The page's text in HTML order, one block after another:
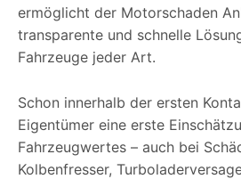
ermöglicht der Motorschaden
transparente und schnelle
Fahrzeuge jeder Art.
Schon innerhalb der ersten
Eigentümer eine erste
Fahrzeugwertes – auch bei
Kolbenfresser,